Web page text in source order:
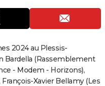
2024 au Plessis-
Bardella (Rassemblement
- Modem - Horizons),
Xavier Bellamy (Les